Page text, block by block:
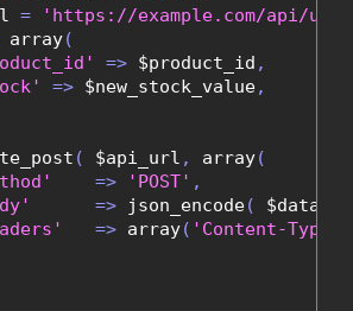
=
'https://example.com/api/
array(
=> $product_id ,
=> $new_stock_value,
( $api_url , array(
=> 'POST' ,
=> json_encode( $data
=> array( 'Content-Type'